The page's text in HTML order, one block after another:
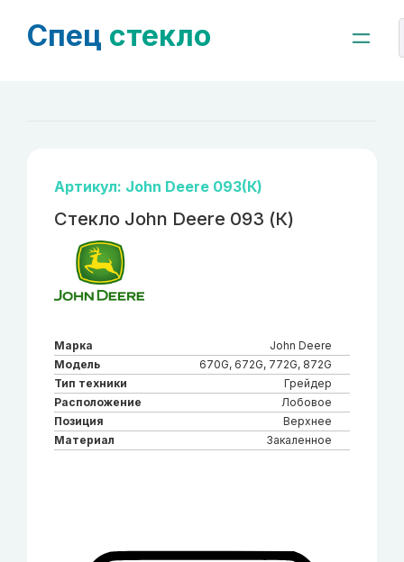
Спец стекло
Артикул: John Deere 093(К)
Стекло John Deere 093 (К)
Марка
John Deere
Модель
670G, 672G, 772G, 872G
Тип техники
Грейдер
Расположение
Лобовое
Позиция
Верхнее
Материал
Закаленное